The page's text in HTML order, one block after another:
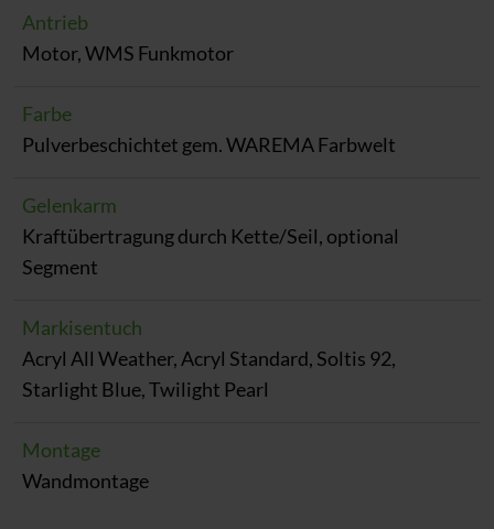
Antrieb
Motor, WMS Funkmotor
Farbe
Pulverbeschichtet gem. WAREMA Farbwelt
Gelenkarm
Kraftübertragung durch Kette/Seil, optional
Segment
Markisentuch
Acryl All Weather, Acryl Standard, Soltis 92,
Starlight Blue, Twilight Pearl
Montage
Wandmontage